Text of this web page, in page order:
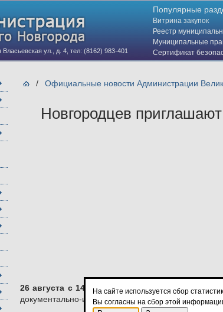
ул., д. 4, тел: (8162) 983-401
Популярные
Витрина закупок
Реестр
Муниципальные
Сертификат
(HTTPS)
/ Официальные новости Администрации
Новгородцев
26 августа с 14.00 до 16.00в Центре культуры,
документально-игрового фильма "Русь и Ганза.
На сайте используется сбор
Вы согласны на сбор этой